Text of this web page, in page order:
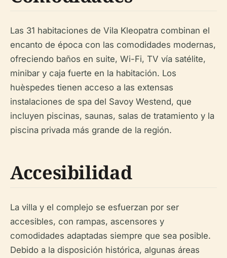
Las 31 habitaciones de Vila Kleopatra combinan el
encanto de época con las comodidades modernas,
ofreciendo baños en suite, Wi-Fi, TV vía satélite,
minibar y caja fuerte en la habitación. Los
huèspedes tienen acceso a las extensas
instalaciones de spa del Savoy Westend, que
incluyen piscinas, saunas, salas de tratamiento y la
piscina privada más grande de la región.
Accesibilidad
La villa y el complejo se esfuerzan por ser
accesibles, con rampas, ascensores y
comodidades adaptadas siempre que sea posible.
Debido a la disposición histórica, algunas áreas